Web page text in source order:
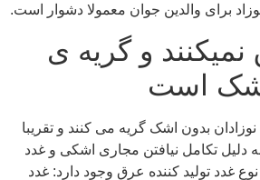
نمیکنند و گریه ی
است
بدون اشک گریه می کنند و تقریبا
دلیل تکامل نیافتن مجاری اشکی و غدد
عرقی است. در بدن ما 2 نوع غدد تولید کننده عرق وجود دارد: غدد